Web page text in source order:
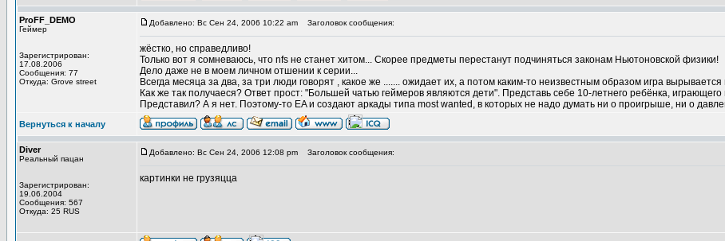
ProFF_DEMO
Геймер
Зарегистрирован:
17.08.2006
Сообщения: 77
Откуда: Grove street
Добавлено: Вс Сен 24, 2006 10:22 am Заголовок сообщения:
жёстко, но справедливо!
Только вот я сомневаюсь, что nfs не станет хитом... Скорее предметы перестанут подчиняться законам Ньютоновской физики!
Дело даже не в моем личном отшении к серии...
Всегда месяца за два, за три люди говорят , какое же ....... ожидает их, а потом каким-то неизвестным образом игра
Как же так получаеся? Ответ прост: "Большей чатью геймеров являются дети". Представь себе 10-летнего ребёнка,
Представил? А я нет. Поэтому-то EA и создают аркады типа most wanted, в которых не надо думать ни о проигрыше, ни о
Вернуться к началу
Diver
Реальный пацан
Зарегистрирован:
19.06.2004
Сообщения: 567
Откуда: 25 RUS
Добавлено: Вс Сен 24, 2006 12:08 pm Заголовок сообщения:
картинки не грузяцца